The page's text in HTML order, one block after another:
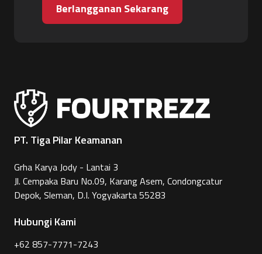
Berlangganan Sekarang
PT. Tiga Pilar Keamanan
Grha Karya Jody - Lantai 3
Jl. Cempaka Baru No.09, Karang Asem, Condongcatur
Depok, Sleman, D.I. Yogyakarta 55283
Hubungi Kami
+62 857-7771-7243